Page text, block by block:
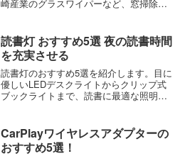
崎産業のグラスワイパーなど、窓掃除が
介します。
読書灯 おすすめ5選 夜の読書時間
を充実させる
読書灯のおすすめ5選を紹介します。目に
優しいLEDデスクライトからクリップ式
ブックライトまで、読書に最適な照明を
CarPlayワイヤレスアダプターの
おすすめ5選！